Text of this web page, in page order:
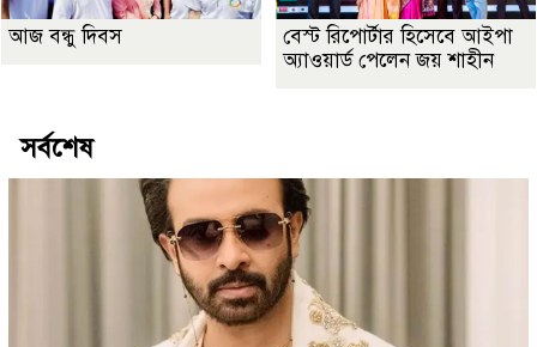
আজ বন্ধু দিবস
বেস্ট রিপোর্টার হিসেবে আইপা
অ্যাওয়ার্ড পেলেন জয় শাহীন
সর্বশেষ